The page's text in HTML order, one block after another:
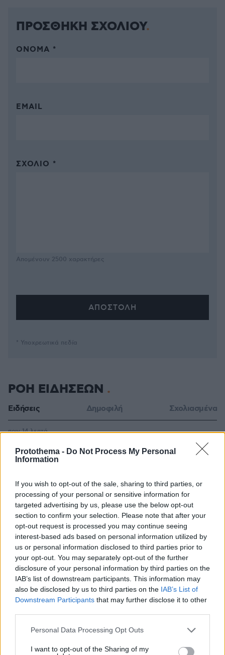
Protothema - Do Not Process My Personal
Information
If you wish to opt-out of the sale, sharing to third parties, or
processing of your personal or sensitive information for
targeted advertising by us, please use the below opt-out
section to confirm your selection. Please note that after your
opt-out request is processed you may continue seeing
interest-based ads based on personal information utilized by
us or personal information disclosed to third parties prior to
your opt-out. You may separately opt-out of the further
disclosure of your personal information by third parties on the
IAB’s list of downstream participants. This information may
also be disclosed by us to third parties on the IAB’s List of
Downstream Participants that may further disclose it to other
Please note that this website/app uses one or more Google
not limited to your visit or usage behaviour. You may click to
Personal Data Processing Opt Outs
I want to opt-out of the Sharing of my
ΠΡΟΣΘΗΚΗ ΣΧΟΛΙΟΥ
ΌΝΟΜΑ *
EMAIL
ΣΧΌΛΙΟ *
Απομένουν 2500 χαρακτήρες
* Υποχρεωτικά πεδία
ΡΟΗ ΕΙΔΗΣΕΩΝ
Ειδήσεις Δημοφιλή Σχολιασμένα
Οι συνδυασμοί συστατικών που κάνουν θαύματα στην
περιποίηση της επιδερμίδας
πριν 14 λεπτά
έφτασαν μια «ανάσα» από τη σύγκρουση
Άλογα χορεύουν πάνω σε σπασμένα μπουκάλια στη
Λέσβο - A Promise to Animals: «Όταν η κριτική σε ένα
έθιμο θεωρείται επίθεση σε έναν τόπο»
πριν 19 λεπτά
Η βόλτα της Αλεξάνδρας Νίκα με τα παιδιά της με
σκάφος, δείτε φωτογραφίες
πριν 21 λεπτά
Μεγάλη έξοδος πριν τον Δεκαπενταύγουστο: 113.782
επιβάτες έφυγαν από τα λιμάνια της Αττικής μέσα σε
δύο ημέρες
πριν 23 λεπτά
τρόποι
πριν 25 λεπτά